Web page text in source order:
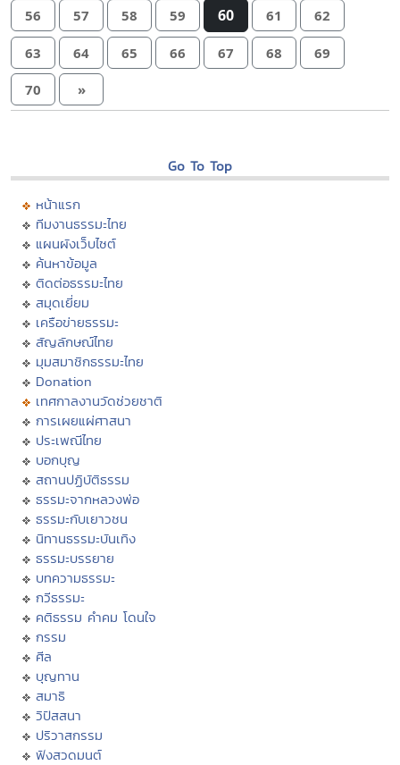
56 57 58 59 60 61 62
63 64 65 66 67 68 69
70 »
Go To Top
หน้าแรก
ทีมงานธรรมะไทย
แผนผังเว็บไซต์
ค้นหาข้อมูล
ติดต่อธรรมะไทย
สมุดเยี่ยม
เครือข่ายธรรมะ
สัญลักษณ์ไทย
มุมสมาชิกธรรมะไทย
Donation
เทศกาลงานวัดช่วยชาติ
การเผยแผ่ศาสนา
ประเพณีไทย
บอกบุญ
สถานปฏิบัติธรรม
ธรรมะจากหลวงพ่อ
ธรรมะกับเยาวชน
นิทานธรรมะบันเทิง
ธรรมะบรรยาย
บทความธรรมะ
กวีธรรมะ
คติธรรม คำคม โดนใจ
กรรม
ศีล
บุญทาน
สมาธิ
วิปัสสนา
ปริวาสกรรม
ฟังสวดมนต์